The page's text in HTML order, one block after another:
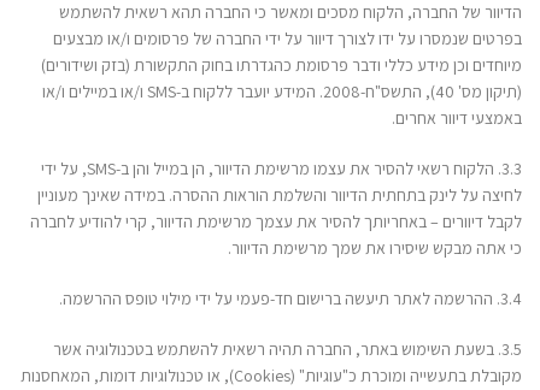
הדיוור של החברה, הלקוח מסכים ומאשר כי החברה תהא רשאית להשתמש
בפרטים שנמסרו על ידו לצורך דיוור על ידי החברה של פרסומים ו/או מבצעים
מיוחדים וכן מידע כללי ודבר פרסומת כהגדרתו בחוק התקשורת (בזק ושידורים)
(תיקון מס' 40), התשס"ח-2008. המידע יועבר ללקוח ב-SMS ו/או במיילים ו/או
באמצעי דיוור אחרים.
3.3. הלקוח רשאי להסיר את עצמו מרשימת הדיוור, הן במייל והן ב-SMS, על ידי
לחיצה על לינק בתחתית הדיוור והשלמת הוראות ההסרה. במידה שאינך מעוניין
לקבל דיוורים – באחריותך להסיר את עצמך מרשימת הדיוור, קרי להודיע לחברה
כי אתה מבקש שיסירו את שמך מרשימת הדיוור.
3.4. ההרשמה לאתר תיעשה ברישום חד-פעמי על ידי מילוי טופס ההרשמה.
3.5. בשעת השימוש באתר, החברה תהיה רשאית להשתמש בטכנולוגיה אשר
מקובלת בתעשייה ומוכרת כ"עוגיות" (Cookies), או טכנולוגיות דומות, המאחסנות